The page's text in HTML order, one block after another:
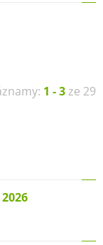
1 - 3ze 29